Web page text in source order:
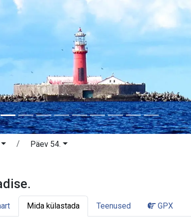
Päev 54.
Loode-Eesti
Mida külastada Teenused GPX